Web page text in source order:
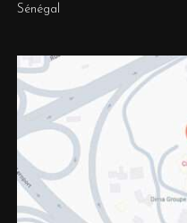
Sénégal